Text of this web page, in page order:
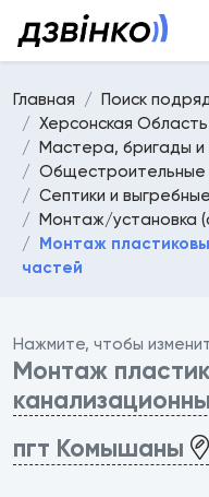
Главная
Поиск
Херсонская Область
Мастера, бригады и
Септики и
Монтаж/установка
Монтаж
частей
Нажмите, чтобы
Монтаж
пгт Комышаны